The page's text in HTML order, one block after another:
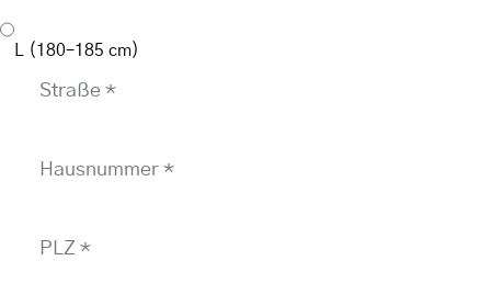
L (180–185 cm)
Straße *
Hausnummer *
PLZ *